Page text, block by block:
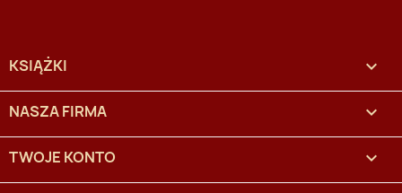
KSIĄŻKI 
NASZA FIRMA 
TWOJE KONTO 